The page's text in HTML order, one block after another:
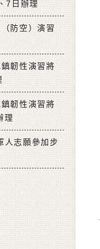
7日辦理
防空）演習
韌性演習將
韌性演習將
理
人志願參加步